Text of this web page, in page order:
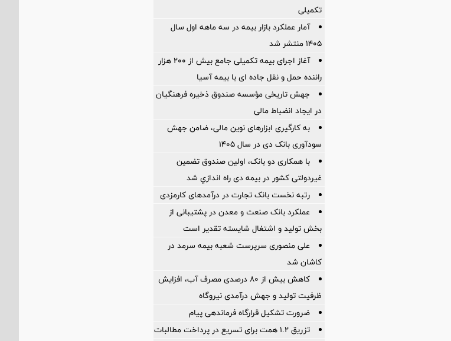
تکمیلی
آمار عملكرد بازار بیمه در سه ماهه اول سال
1405 منتشر شد
آغاز اجرای بیمه تکمیلی جامع بیش از ۲۰۰ هزار
راننده حمل و نقل جاده ای با بیمه آسیا
جهش تاریخی مؤسسه صندوق ذخیره فرهنگیان
در ایجاد انضباط مالی
به کارگیری ابزارهای نوین مالی، ضامن جهش
سودآوری بانک دی در سال ۱۴۰۵
با همکاری دو بانک، اولین صندوق تضمین
غیردولتی کشور در بیمه دی راه اندازي شد
رتبه نخست بانک تجارت در درآمدهای کارمزدی
عملکرد بانک صنعت و معدن در پشتیبانی از
بخش تولید و اشتغال شایسته تقدیر است
علی منصوری سرپرست شعبه بیمه سرمد در
کاشان شد
کاهش بیش از ۸۰ درصدی مصرف آب، افزایش
ظرفیت تولید و جهش درآمدی نیروگاه
ضرورت تشكیل قرارگاه فرماندهی پیام
تزریق ۱.۲ همت برای تسریع در پرداخت مطالبات